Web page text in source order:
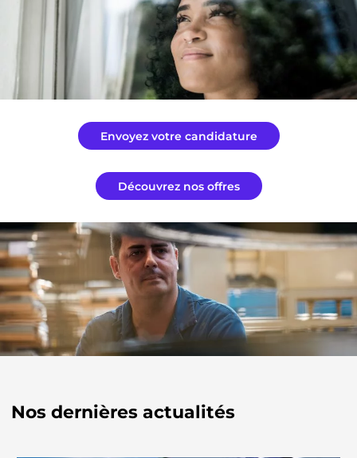
Envoyez votre candidature
Découvrez nos offres
Nos dernières actualités